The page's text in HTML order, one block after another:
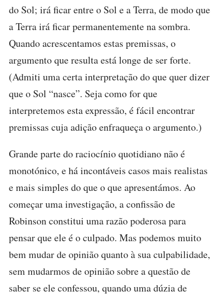
do Sol; irá ficar entre o Sol e a Terra, de modo que
a Terra irá ficar permanentemente na sombra.
Quando acrescentamos estas premissas, o
argumento que resulta está longe de ser forte.
(Admiti uma certa interpretação do que quer dizer
que o Sol “nasce”. Seja como for que
interpretemos esta expressão, é fácil encontrar
premissas cuja adição enfraqueça o argumento.)
Grande parte do raciocínio quotidiano não é
monotónico, e há incontáveis casos mais realistas
e mais simples do que o que apresentámos. Ao
começar uma investigação, a confissão de
Robinson constitui uma razão poderosa para
pensar que ele é o culpado. Mas podemos muito
bem mudar de opinião quanto à sua culpabilidade,
sem mudarmos de opinião sobre a questão de
saber se ele confessou, quando uma dúzia de